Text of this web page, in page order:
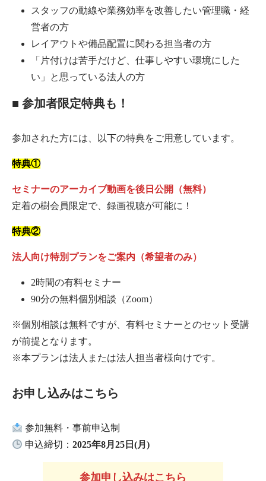
スタッフの動線や業務効率を改善したい管理職・経
営者の方
レイアウトや備品配置に関わる担当者の方
「片付けは苦手だけど、仕事しやすい環境にした
い」と思っている法人の方
■ 参加者限定特典も！
参加された方には、以下の特典をご用意しています。
特典①
セミナーのアーカイブ動画を後日公開（無料）
定着の樹会員限定で、録画視聴が可能に！
特典②
法人向け特別プランをご案内（希望者のみ）
2時間の有料セミナー
90分の無料個別相談（Zoom）
※個別相談は無料ですが、有料セミナーとのセット受講
が前提となります。
※本プランは法人または法人担当者様向けです。
お申し込みはこちら
参加無料・事前申込制
申込締切：2025年8月25日(月)
参加申し込みはこちら